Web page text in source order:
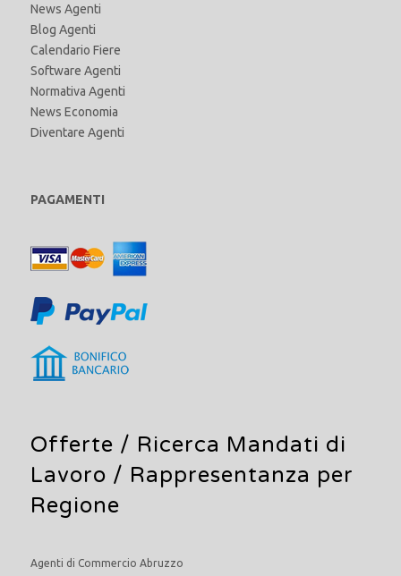
News Agenti
Blog Agenti
Calendario Fiere
Software Agenti
Normativa Agenti
News Economia
Diventare Agenti
PAGAMENTI
Offerte / Ricerca Mandati di
Lavoro / Rappresentanza per
Regione
Agenti di Commercio Abruzzo